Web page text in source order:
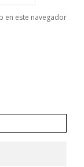
en este navegador